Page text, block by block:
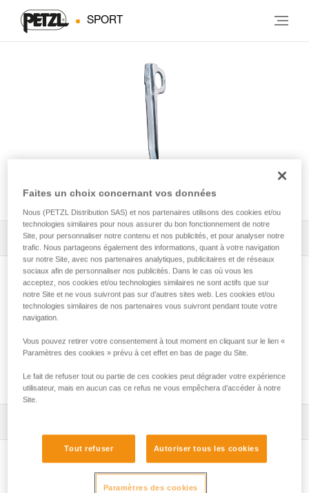
SPORT
U
Tous les conseils techniques 1 Filtrer
Vérification des ancrages sur rocher, glace
ou mixte.
Faites un choix concernant vos données
Nous (PETZL Distribution SAS) et nos partenaires utilisons des cookies et/ou
technologies similaires pour nous assurer du bon fonctionnement de notre
Site, pour personnaliser notre contenu et nos publicités, et pour analyser notre
trafic. Nous partageons également des informations, quant à votre navigation
sur notre Site, avec nos partenaires analytiques, publicitaires et de réseaux
sociaux afin de personnaliser nos publicités. Dans le cas où vous les
acceptez, nos cookies et/ou technologies similaires ne sont actifs que sur
notre Site et ne vous suivront pas sur d’autres sites web. Les cookies et/ou
technologies similaires de nos partenaires vous suivront pendant toute votre
navigation.
Vous pouvez retirer votre consentement à tout moment en cliquant sur le lien «
Paramètres des cookies » prévu à cet effet en bas de page du Site.
Le fait de refuser tout ou partie de ces cookies peut dégrader votre expérience
utilisateur, mais en aucun cas ce refus ne vous empêchera d’accéder à notre
Site.
Tout refuser Autoriser tous les cookies
Paramètres des cookies